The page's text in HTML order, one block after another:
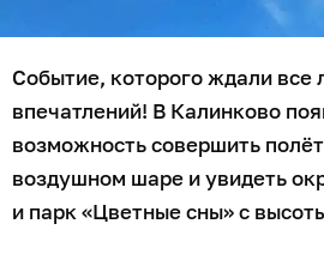
Событие, которого ждали все
впечатлений! В Калинково
возможность совершить
воздушном шаре и увидеть
и парк «Цветные сны» с